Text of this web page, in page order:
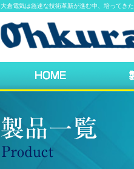
大倉電気は急速な技術革新が進む中、培ってき